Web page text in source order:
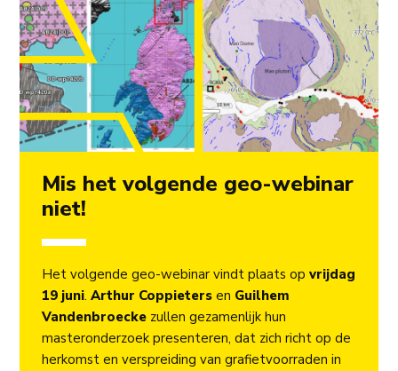
Mis het volgende geo-webinar
niet!
Het volgende geo-webinar vindt plaats op vrijdag
19 juni. Arthur Coppieters en Guilhem
Vandenbroecke zullen gezamenlijk hun
masteronderzoek presenteren, dat zich richt op de
herkomst en verspreiding van grafietvoorraden in